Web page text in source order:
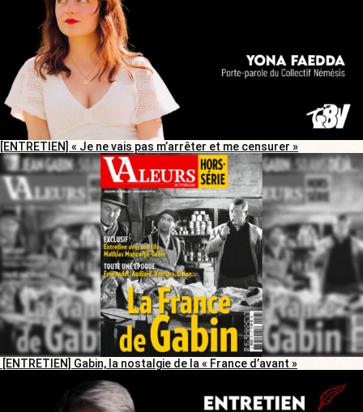
[ENTRETIEN] « Je ne vais pas m’arrêter et me censurer »
[ENTRETIEN] Gabin, la nostalgie de la « France d’avant »